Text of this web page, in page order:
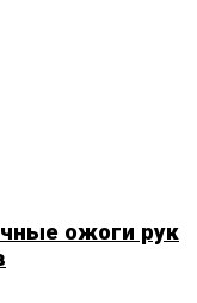
ожоги рук